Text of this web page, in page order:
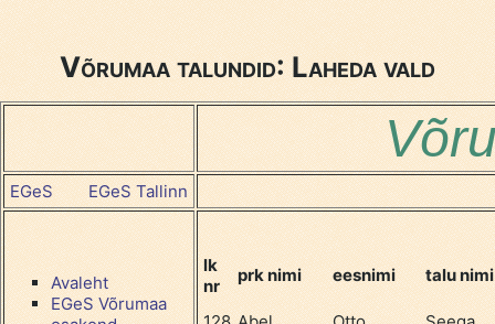
Võrumaa talundid: Laheda vald
EGeS EGeS Tallinn
Avaleht
EGeS Võrumaa
lk
nr
prk nimi eesnimi talu nimi